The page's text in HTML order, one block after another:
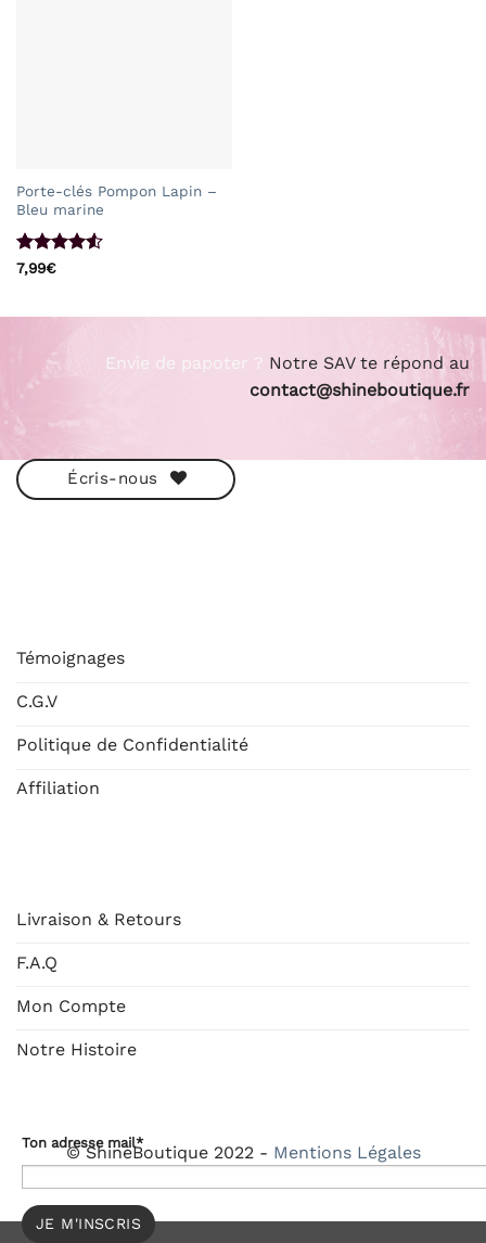
Porte-clés Pompon Lapin –
Bleu marine
Note
7,99€
Envie de papoter ? Notre SAV te répond au
contact@shineboutique.fr
Écris-nous
Témoignages
C.G.V
Politique de Confidentialité
Affiliation
Livraison & Retours
F.A.Q
Mon Compte
Notre Histoire
Ton adresse mail*
© ShineBoutique 2022 - Mentions Légales